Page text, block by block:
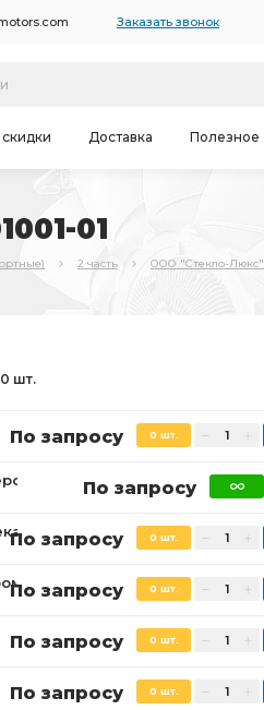
Заказать звонок
Доставка Полезное
01
2 часть ООО "Стекло-Люкс"
шт.
По запросу 0 шт.
По запросу
По запросу 0 шт.
По запросу 0 шт.
По запросу 0 шт.
По запросу 0 шт.